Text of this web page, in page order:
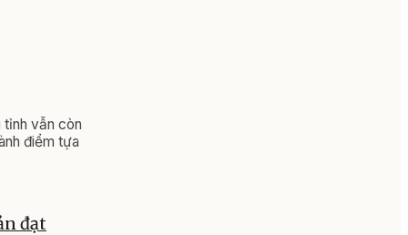
tỉnh vẫn còn
điểm tựa
đạt